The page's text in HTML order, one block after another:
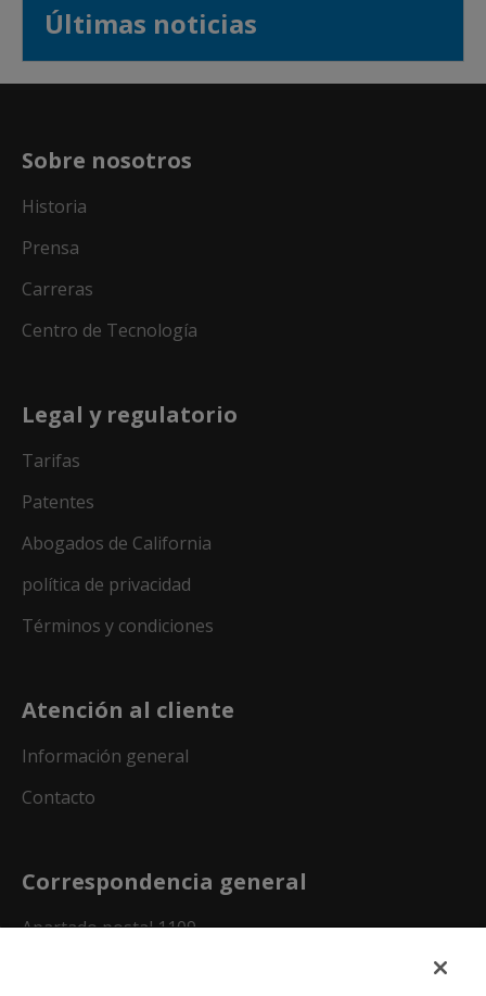
Últimas noticias
Sobre nosotros
Historia
Prensa
Carreras
Centro de Tecnología
Legal y regulatorio
Tarifas
Patentes
Abogados de California
política de privacidad
Términos y condiciones
Atención al cliente
Información general
Contacto
Correspondencia general
Apartado postal 1109